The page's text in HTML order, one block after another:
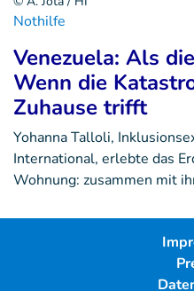
Nothilfe
Venezuela: Als
Wenn die
Zuhause trifft
Yohanna Talloli,
International, erlebte das
Wohnung: zusammen mit